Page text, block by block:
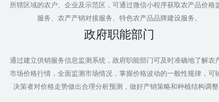
所辖区域的农户、企业及示范区，可通过微信小程序获取农产品价格
服务、农产产销对接服务、特色农产品品牌建设服务。
政府职能部门
通过建立供销服务信息监测系统，政府职能部门可及时准确地了解农
市场价格行情，全面监测市场情况，掌握价格波动的一般性规律，可
决策者对价格走势做出合理分析预测，做好产销策略和种植结构调